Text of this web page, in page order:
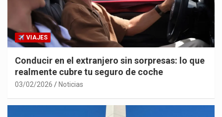
VIAJES
Conducir en el extranjero sin sorpresas: lo que
realmente cubre tu seguro de coche
03/02/2026 Noticias